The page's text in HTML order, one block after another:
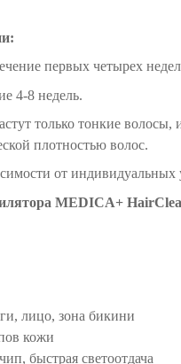
первых четырех
4-8 недель.
только тонкие
плотностью волос.
от индивидуальных
MEDICA+
лицо, зона бикини
кожи
быстрая светоотдача